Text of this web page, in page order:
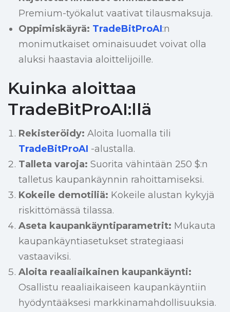
Premium-työkalut vaativat tilausmaksuja.
Oppimiskäyrä: TradeBitProAI:n
monimutkaiset ominaisuudet voivat olla
aluksi haastavia aloittelijoille.
Kuinka aloittaa
TradeBitProAI:llä
Rekisteröidy: Aloita luomalla tili
TradeBitProAI -alustalla.
Talleta varoja: Suorita vähintään 250 $:n
talletus kaupankäynnin rahoittamiseksi.
Kokeile demotiliä: Kokeile alustan kykyjä
riskittömässä tilassa.
Aseta kaupankäyntiparametrit: Mukauta
kaupankäyntiasetukset strategiaasi
vastaaviksi.
Aloita reaaliaikainen kaupankäynti:
Osallistu reaaliaikaiseen kaupankäyntiin
hyödyntääksesi markkinamahdollisuuksia.